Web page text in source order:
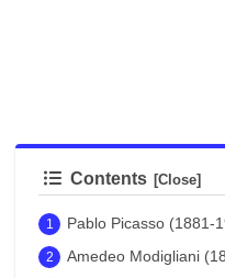
Contents
Pablo Picasso (1881-
Amedeo Modigliani